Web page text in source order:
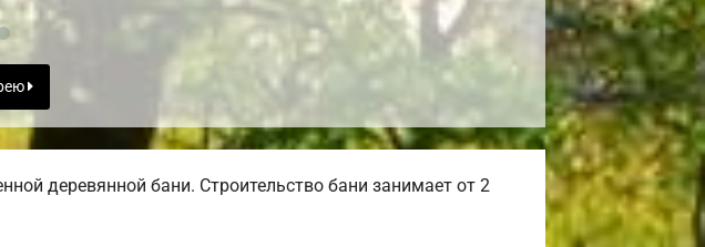
деревянной бани. Строительство бани занимает от 2